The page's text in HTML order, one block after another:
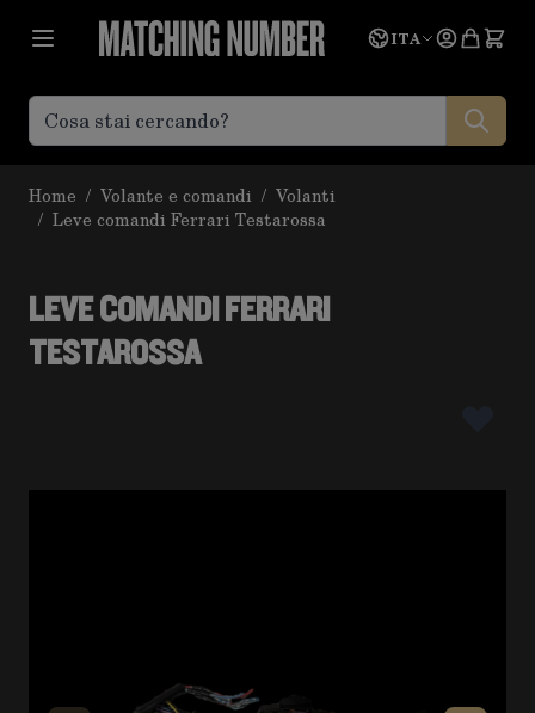
Lingua
ITA
Home / Volante e comandi / Volanti
/ Leve comandi Ferrari Testarossa
LEVE COMANDI FERRARI
TESTAROSSA